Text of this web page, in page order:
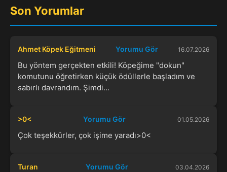
Son Yorumlar
Ahmet Köpek Eğitmeni Yorumu Gör 16.07.2026
Bu yöntem gerçekten etkili! Köpeğime "dokun"
komutunu öğretirken küçük ödüllerle başladım ve
sabırlı davrandım. Şimdi...
>0< Yorumu Gör 01.05.2026
Çok teşekkürler, çok işime yaradı>0<
Turan Yorumu Gör 03.04.2026